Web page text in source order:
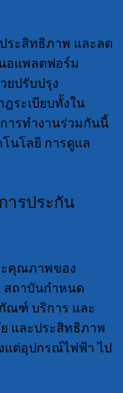
ระสิทธิภาพ และลด
อแพลตฟอร์ม
ยปรับปรุง
ระเบียบทั้งใน
การทำงานร่วมกันนี้
นโลยี การดูแล
ารประกัน
ะคุณภาพของ
สถาบันกำหนด
ณฑ์ บริการ และ
และประสิทธิภาพ
แต่อุปกรณ์ไฟฟ้า ไป